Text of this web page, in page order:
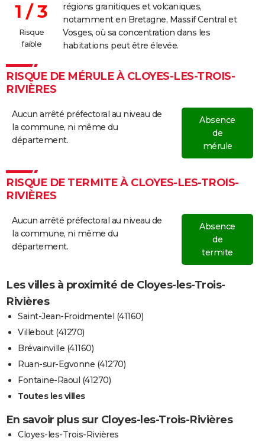
1 / 3
Risque
faible
régions granitiques et volcaniques,
notamment en Bretagne, Massif Central et
Vosges, où sa concentration dans les
habitations peut être élevée.
RISQUE DE MÉRULE À CLOYES-LES-TROIS-
RIVIÈRES
Aucun arrêté préfectoral au niveau de
la commune, ni même du
département.
Absence
de
mérule
RISQUE DE TERMITE À CLOYES-LES-TROIS-
RIVIÈRES
Aucun arrêté préfectoral au niveau de
la commune, ni même du
département.
Absence
de
termite
Les villes à proximité de Cloyes-les-Trois-
Rivières
Saint-Jean-Froidmentel (41160)
Villebout (41270)
Brévainville (41160)
Ruan-sur-Egvonne (41270)
Fontaine-Raoul (41270)
Toutes les villes
En savoir plus sur Cloyes-les-Trois-Rivières
Cloyes-les-Trois-Rivières